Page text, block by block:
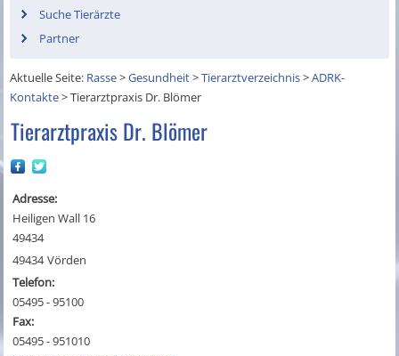
Suche Tierärzte
Partner
Aktuelle Seite: Rasse>Gesundheit>Tierarztverzeichnis>ADRK-
Kontakte>Tierarztpraxis Dr. Blömer
Tierarztpraxis Dr. Blömer
Adresse:
Heiligen Wall 16
49434
49434 Vörden
Telefon:
05495 - 95100
Fax:
05495 - 951010